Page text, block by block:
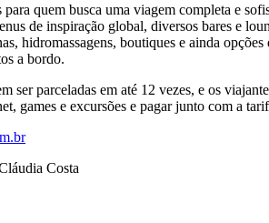
quem busca uma viagem completa e
de inspiração global, diversos bares e
hidromassagens, boutiques e ainda
a bordo.
ser parceladas em até 12 vezes, e os
games e excursões e pagar junto com a
Costa